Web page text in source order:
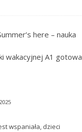
here – nauka
wakacyjnej A1 gotowa
wspaniała, dzieci